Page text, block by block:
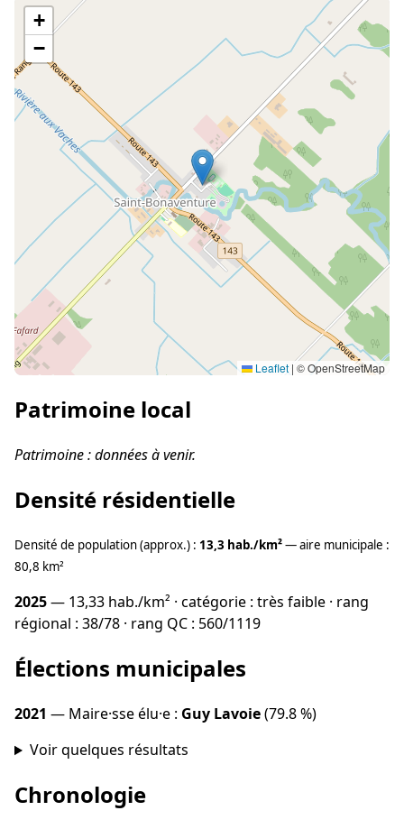
+
−
Leaflet | © OpenStreetMap
Patrimoine local
Patrimoine : données à venir.
Densité résidentielle
Densité de population (approx.) : 13,3 hab./km²— aire municipale :
80,8 km²
2025— 13,33 hab./km² · catégorie : très faible · rang
régional : 38/78 · rang QC : 560/1119
Élections municipales
2021 — Maire·sse élu·e : Guy Lavoie(79.8 %)
Voir quelques résultats
Chronologie